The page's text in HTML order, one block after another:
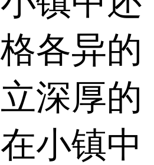
各异的
深厚的
小镇中